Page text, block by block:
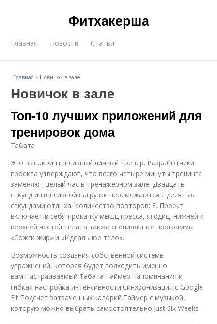
Фитхакерша
Главная Новости Статьи
Главная » Новичок в зале
Новичок в зале
Топ-10 лучших приложений для
тренировок дома
Табата
Это высокоинтенсивный личный тренер. Разработчики
проекта утверждают, что всего четыре минуты тренинга
заменяют целый час в тренажерном зале. Двадцать
секунд интенсивной нагрузки перемежаются с десятью
секундами отдыха. Количество повторов: 8. Проект
включает в себя прокачку мышц пресса, ягодиц, нижней и
верхней частей тела, а также специальные программы
«Сожги жир» и «Идеальное тело».
Возможность создания собственной системы
упражнений, которая будет подходить именно
вам.Настраиваемый Табата-таймер.Напоминания и
гибкая настройка интенсивности.Синхронизация с Google
Fit.Подсчет затраченных калорий.Таймер с музыкой,
которую можно выбрать самостоятельно.Just Six Weeks